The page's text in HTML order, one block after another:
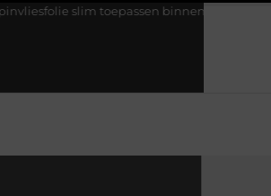
binnen moderne folie techniek